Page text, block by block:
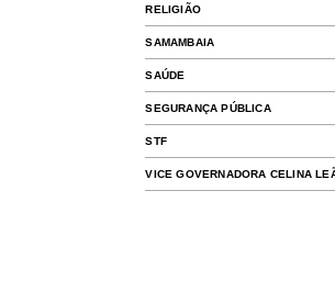
RELIGIÃO
SAMAMBAIA
SAÚDE
SEGURANÇA PÚBLICA
STF
VICE GOVERNADORA CELINA